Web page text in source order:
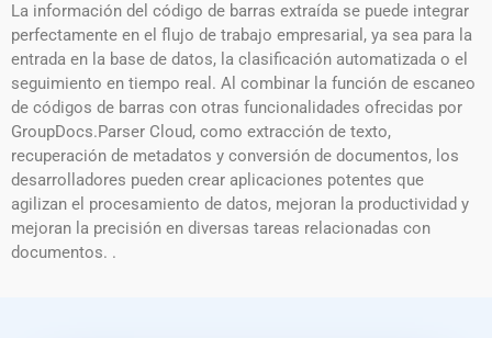
La información del código de barras extraída se puede integrar
perfectamente en el flujo de trabajo empresarial, ya sea para la
entrada en la base de datos, la clasificación automatizada o el
seguimiento en tiempo real. Al combinar la función de escaneo
de códigos de barras con otras funcionalidades ofrecidas por
GroupDocs.Parser Cloud, como extracción de texto,
recuperación de metadatos y conversión de documentos, los
desarrolladores pueden crear aplicaciones potentes que
agilizan el procesamiento de datos, mejoran la productividad y
mejoran la precisión en diversas tareas relacionadas con
documentos. .